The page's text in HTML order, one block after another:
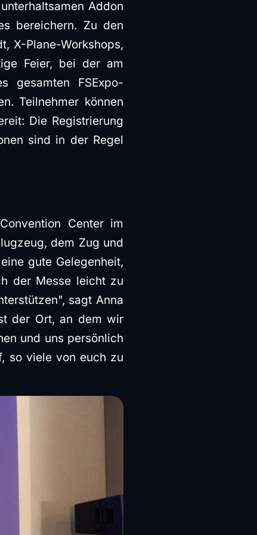
Addon
bereichern. Zu den
X-Plane-Workshops,
Feier, bei der am
gesamten FSExpo-
Teilnehmer können
Die Registrierung
sind in der Regel
Center im
dem Zug und
gute Gelegenheit,
der Messe leicht zu
sagt Anna
der Ort, an dem wir
und uns persönlich
so viele von euch zu